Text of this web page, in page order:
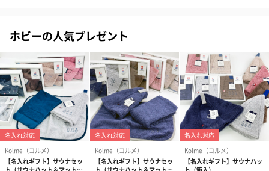
ホビーの人気プレゼント